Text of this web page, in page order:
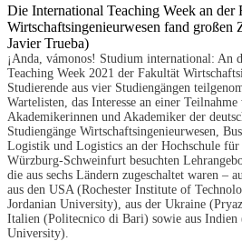
Die International Teaching Week an der
Wirtschaftsingenieurwesen fand großen
Javier Trueba)
¡Anda, vámonos! Studium international: An
Teaching Week 2021 der Fakultät
Studierende aus vier Studiengängen
Wartelisten, das Interesse an einer
Akademikerinnen und Akademiker der
Studiengänge Wirtschaftsingenieurwesen,
Logistik und Logistics an der Hochschule für
Würzburg-Schweinfurt besuchten
die aus sechs Ländern zugeschaltet waren –
aus den USA (Rochester Institute of
Jordanian University), aus der Ukraine
Italien (Politecnico di Bari) sowie aus Indien
University).